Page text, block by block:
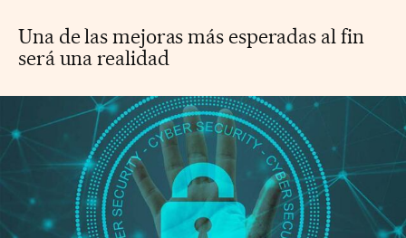
Una de las mejoras más esperadas al fin
será una realidad